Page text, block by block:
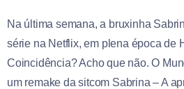
Na última semana, a bruxinha
série na Netflix, em plena época de
Coincidência? Acho que não. O
um remake da sitcom Sabrina – A